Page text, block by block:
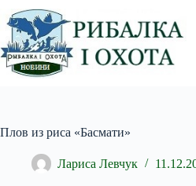
Перейти
до
вмісту
Плов из риса «Басмати»
Лариса Левчук